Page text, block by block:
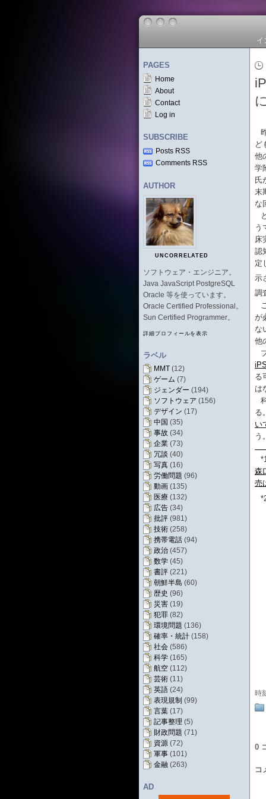
イ
PAGES
Home
About
Contact
Log in
SUBSCRIBE
Posts RSS
Comments RSS
AUTHOR
UNCORRELATED
ソフトウェア・エンジニア。
Java JavaScript PostgreSQL
Oracle 等を使っています。
Oracle Certified Professional。
Sun Certified Programmer。
詳細プロフィールを表示
ラベル
MMT (12)
ゲーム (7)
ジェンダー (194)
ソフトウェア (156)
デザイン (17)
中国 (35)
事故 (34)
企業 (73)
冗談 (40)
写真 (16)
労働問題 (96)
動画 (135)
医療 (132)
広告 (34)
批評 (981)
技術 (258)
携帯電話 (94)
政治 (457)
数学 (45)
書評 (221)
朝鮮半島 (60)
歴史 (96)
災害 (19)
犯罪 (82)
環境問題 (136)
確率・統計 (158)
社会 (586)
科学 (165)
航空 (112)
芸術 (11)
英語 (24)
表現規制 (99)
言葉 (17)
記事整理 (5)
財政問題 (71)
資源 (72)
軍事 (101)
金融 (263)
AD
ど
他
学
氏
末
な
う
床
認
定
示
調
が
な
他
る
は
る
い
う
森
売
時
0
コ